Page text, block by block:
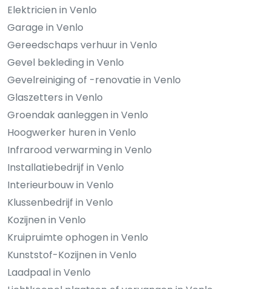
Elektricien in Venlo
Garage in Venlo
Gereedschaps verhuur in Venlo
Gevel bekleding in Venlo
Gevelreiniging of -renovatie in Venlo
Glaszetters in Venlo
Groendak aanleggen in Venlo
Hoogwerker huren in Venlo
Infrarood verwarming in Venlo
Installatiebedrijf in Venlo
Interieurbouw in Venlo
Klussenbedrijf in Venlo
Kozijnen in Venlo
Kruipruimte ophogen in Venlo
Kunststof-Kozijnen in Venlo
Laadpaal in Venlo